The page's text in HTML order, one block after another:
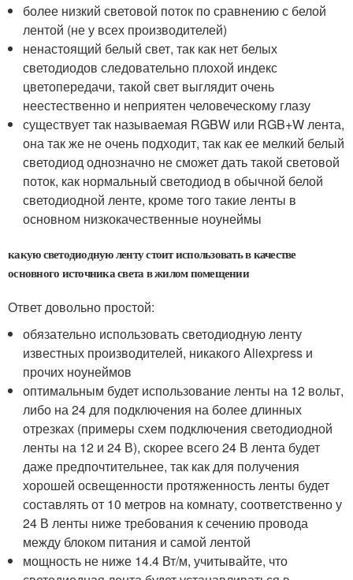
более низкий световой поток по сравнению с белой
лентой (не у всех производителей)
ненастоящий белый свет, так как нет белых
светодиодов следовательно плохой индекс
цветопередачи, такой свет выглядит очень
неестественно и неприятен человеческому глазу
существует так называемая RGBW или RGB+W лента,
она так же не очень подходит, так как ее мелкий белый
светодиод однозначно не сможет дать такой световой
поток, как нормальный светодиод в обычной белой
светодиодной ленте, кроме того такие ленты в
основном низкокачественные ноунеймы
какую светодиодную ленту стоит использовать в качестве
основного источника света в жилом помещении
Ответ довольно простой:
обязательно использовать светодиодную ленту
известных производителей, никакого Aliexpress и
прочих ноунеймов
оптимальным будет использование ленты на 12 вольт,
либо на 24 для подключения на более длинных
отрезках (примеры схем подключения светодиодной
ленты на 12 и 24 В), скорее всего 24 В лента будет
даже предпочтительнее, так как для получения
хорошей освещенности протяженность ленты будет
составлять от 10 метров на комнату, соответственно у
24 В ленты ниже требования к сечению провода
между блоком питания и самой лентой
мощность не ниже 14.4 Вт/м, учитывайте, что